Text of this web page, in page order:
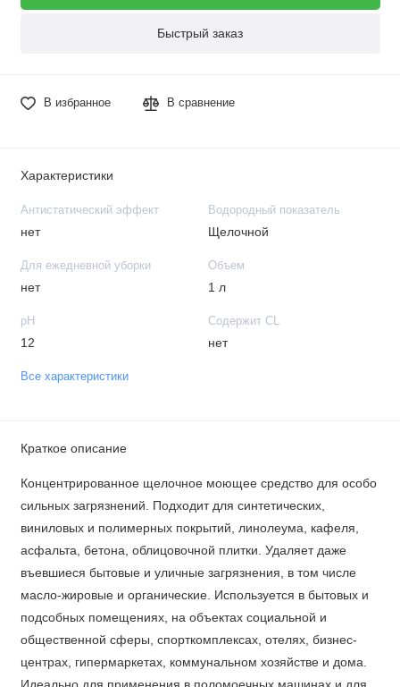
Быстрый заказ
В избранное В сравнение
Характеристики
Антистатический эффект
нет
Водородный показатель
Щелочной
Для ежедневной уборки
нет
Объем
1 л
рН
12
Содержит CL
нет
Все характеристики
Краткое описание
Концентрированное щелочное моющее средство для особо
сильных загрязнений. Подходит для синтетических,
виниловых и полимерных покрытий, линолеума, кафеля,
асфальта, бетона, облицовочной плитки. Удаляет даже
въевшиеся бытовые и уличные загрязнения, в том числе
масло-жировые и органические. Используется в бытовых и
подсобных помещениях, на объектах социальной и
общественной сферы, спорткомплексах, отелях, бизнес-
центрах, гипермаркетах, коммунальном хозяйстве и дома.